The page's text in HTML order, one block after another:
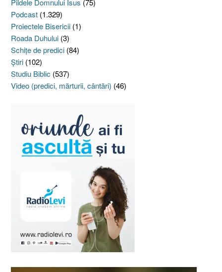
Pildele Domnului Isus (75)
Podcast (1.329)
Proiectele Bisericii (1)
Roada Duhului (3)
Schiţe de predici (84)
Ştiri (102)
Studiu Biblic (537)
Video (predici, mărturii, cântări) (46)